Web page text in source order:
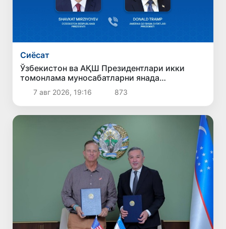
Сиёсат
Ўзбекистон ва АҚШ Президентлари икки
томонлама муносабатларни янада
мустаҳкамлаш истиқболларини муҳокама
қилдилар
7 авг 2026, 19:16 873